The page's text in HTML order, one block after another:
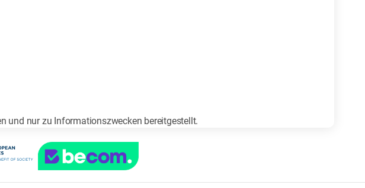
und nur zu Informationszwecken bereitgestellt.